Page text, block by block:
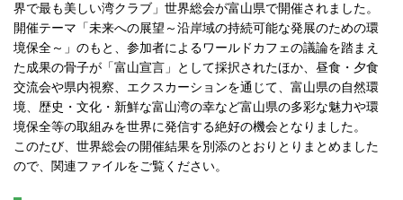
界で最も美しい湾クラブ」世界総会が富山県で開催されました。
開催テーマ「未来への展望～沿岸域の持続可能な発展のための環
境保全～」のもと、参加者によるワールドカフェの議論を踏まえ
た成果の骨子が「富山宣言」として採択されたほか、昼食・夕食
交流会や県内視察、エクスカーションを通じて、富山県の自然環
境、歴史・文化・新鮮な富山湾の幸など富山県の多彩な魅力や環
境保全等の取組みを世界に発信する絶好の機会となりました。
このたび、世界総会の開催結果を別添のとおりとりまとめました
ので、関連ファイルをご覧ください。